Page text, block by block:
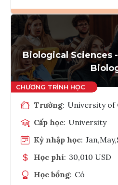
Biological Sciences
Trường: University of
Cấp học: University
Kỳ nhập học:
Học phí: 30,010 USD
Học bổng: Có